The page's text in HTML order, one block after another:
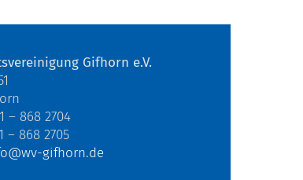
Gifhorn e.V.
– 868 2704
– 868 2705
gifhorn.de